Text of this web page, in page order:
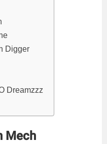
Digger
Dreamzzz
Mech